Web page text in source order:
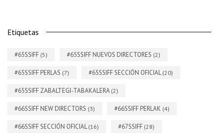
Etiquetas
#65SSIFF (5) #65SSIFF NUEVOS DIRECTORES (2)
#65SSIFF PERLAS (7) #65SSIFF SECCIÓN OFICIAL(20)
#65SSIFF ZABALTEGI-TABAKALERA (2)
#66SSIFF NEW DIRECTORS (3) #66SSIFF PERLAK (4)
#66SSIFF SECCIÓN OFICIAL(16) #67SSIFF (28)